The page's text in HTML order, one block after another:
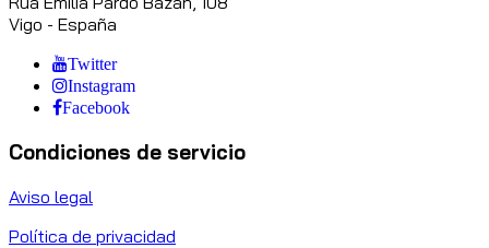
Vigo - España
Twitter
Instagram
Facebook
Condiciones de servicio
Aviso legal
Política de privacidad